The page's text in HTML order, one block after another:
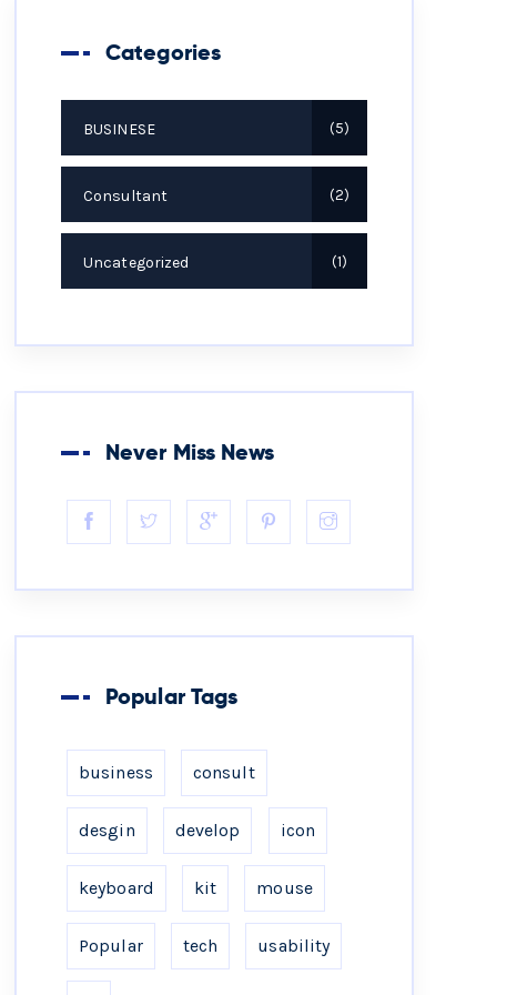
Categories
BUSINESE 5
Consultant 2
Uncategorized 1
Never Miss News
Popular Tags
business consult
desgin develop icon
keyboard kit mouse
Popular tech usability